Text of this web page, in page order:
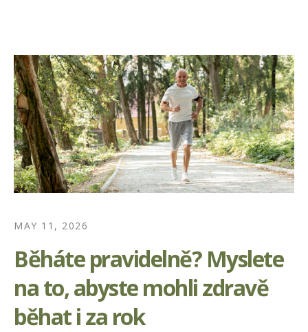
MAY 11, 2026
Běháte pravidelně? Myslete
na to, abyste mohli zdravě
běhat i za rok